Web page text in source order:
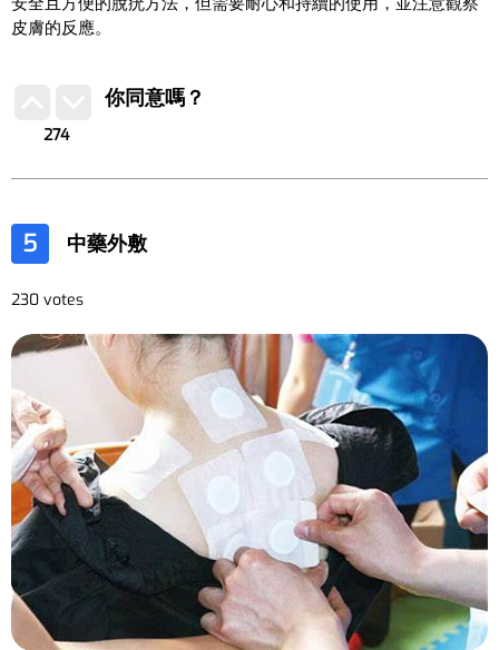
皮膚的反應。
274
你同意嗎？
5 中藥外敷
230 votes